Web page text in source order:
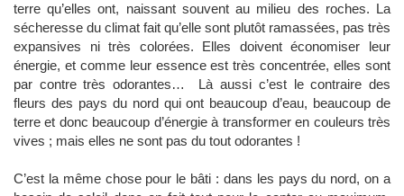
terre qu’elles ont, naissant souvent au milieu des roches. La
sécheresse du climat fait qu’elle sont plutôt ramassées, pas très
expansives ni très colorées. Elles doivent économiser leur
énergie, et comme leur essence est très concentrée, elles sont
par contre très odorantes… Là aussi c’est le contraire des
fleurs des pays du nord qui ont beaucoup d’eau, beaucoup de
terre et donc beaucoup d’énergie à transformer en couleurs très
vives ; mais elles ne sont pas du tout odorantes !
C’est la même chose pour le bâti : dans les pays du nord, on a